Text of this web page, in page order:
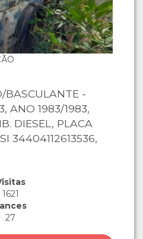
BASCULANTE -
ANO 1983/1983,
DIESEL, PLACA
34404112613536,
1621
27